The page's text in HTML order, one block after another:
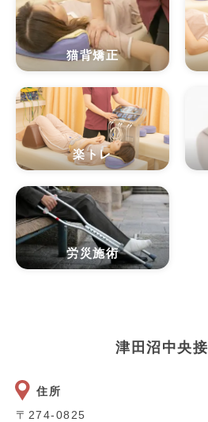
猫背矯正
楽トレ
労災施術
津田沼中央
住所
〒274-0825